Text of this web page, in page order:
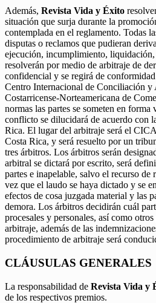
Además, Revista Vida y Éxito
situación que surja durante la
contemplada en el reglamento. Todas
disputas o reclamos que pudieran
ejecución, incumplimiento,
resolverán por medio de arbitraje de
confidencial y se regirá de
Centro Internacional de Conciliación y
Costarricense-Norteamericana de
normas las partes se someten en
conflicto se dilucidará de acuerdo con
Rica. El lugar del arbitraje será el
Costa Rica, y será resuelto por un
tres árbitros. Los árbitros serán
arbitral se dictará por escrito, será
partes e inapelable, salvo el recurso
vez que el laudo se haya dictado y se
efectos de cosa juzgada material y las
demora. Los árbitros decidirán cuál
procesales y personales, así como
arbitraje, además de las
procedimiento de arbitraje será
CLÁUSULAS GENERALES
La responsabilidad de Revista Vida y
de los respectivos premios.